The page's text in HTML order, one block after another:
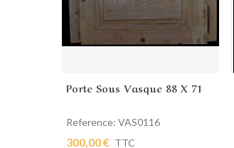
Ajouter au panier
Porte Sous Vasque 88 X 71
Reference: VAS0116
300,00 € TTC